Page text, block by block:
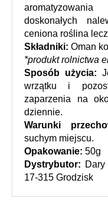
doskonałych
ceniona roślina
Składniki: Oman
*produkt rolnictwa
Sposób użycia:
wrzątku i
zaparzenia na
dziennie.
Warunki
suchym miejscu.
Opakowanie: 50g
Dystrybutor:
17-315 Grodzisk